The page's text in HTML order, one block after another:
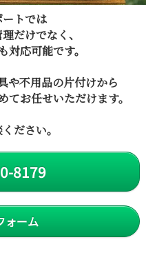
ートでは
だけでなく、
対応可能です。
や不用品の片付けから
お任せいただけます。
ださい。
8179
ォーム